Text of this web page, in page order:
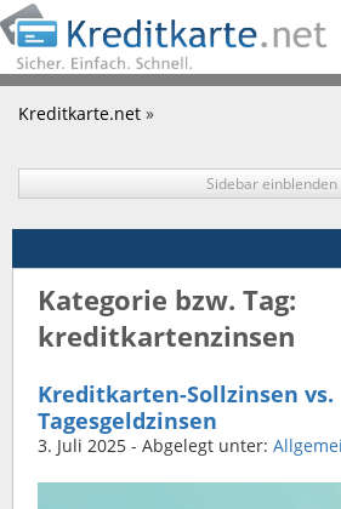
Kreditkarte.net »
Sidebar einblenden
Kategorie bzw. Tag:
kreditkartenzinsen
Kreditkarten-Sollzinsen vs.
Tagesgeldzinsen
3. Juli 2025 - Abgelegt unter: